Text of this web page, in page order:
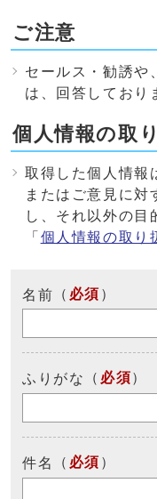
ご注意
セールス・勧誘や
は、回答しており
個人情報の取
取得した個人情報
またはご意見に対
し、それ以外の目
「 個人情報の取り
名前 （ 必須 ）
ふりがな （ 必須）
件名 （ 必須 ）